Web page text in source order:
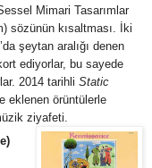
Mimari Tasarımlar
sözünün kısaltması. İki
şeytan aralığı denen
ediyorlar, bu sayede
2014 tarihli Static
eklenen örüntülerle
ziyafeti.